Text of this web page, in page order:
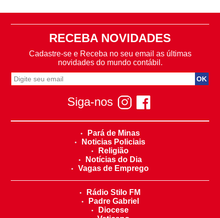
RECEBA NOVIDADES
Cadastre-se e Receba no seu email as últimas
novidades do mundo contábil.
Siga-nos
Pará de Minas
Noticias Policiais
Religião
Notícias do Dia
Vagas de Emprego
Rádio Stilo FM
Padre Gabriel
Diocese